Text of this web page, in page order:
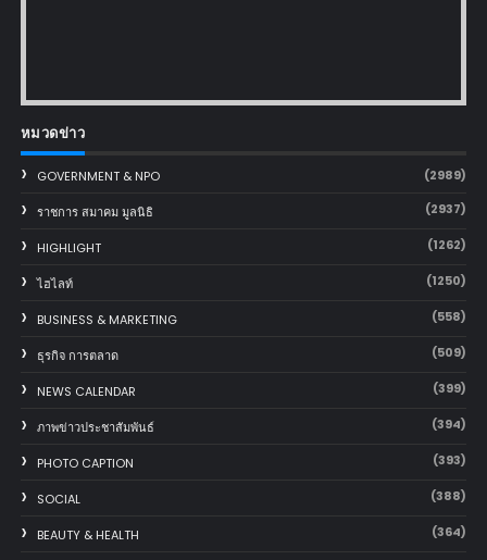
หมวดข่าว
GOVERNMENT & NPO (2989)
ราชการ สมาคม มูลนิธิ (2937)
HIGHLIGHT (1262)
ไฮไลท์ (1250)
BUSINESS & MARKETING (558)
ธุรกิจ การตลาด (509)
NEWS CALENDAR (399)
ภาพข่าวประชาสัมพันธ์ (394)
PHOTO CAPTION (393)
SOCIAL (388)
BEAUTY & HEALTH (364)